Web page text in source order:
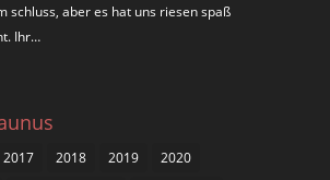
schluss, aber es hat uns riesen spaß
Ihr…
2017 2018 2019
2020